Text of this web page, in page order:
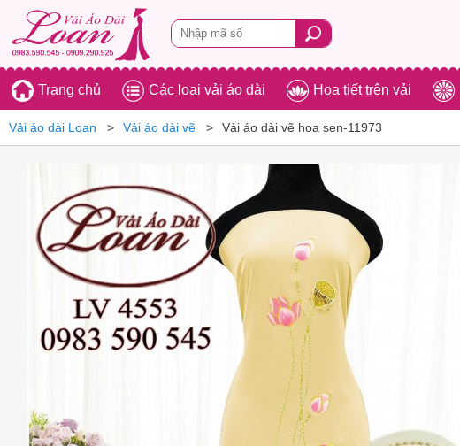
Trang chủ Các loại vải áo dài Họa tiết trên vải
Vải áo dài Loan Vải áo dài vẽ Vải áo dài vẽ hoa sen-11973